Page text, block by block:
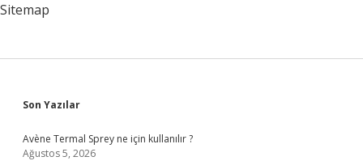
Sitemap
Sidebar
Son Yazılar
Avène Termal Sprey ne için kullanılır ?
Ağustos 5, 2026